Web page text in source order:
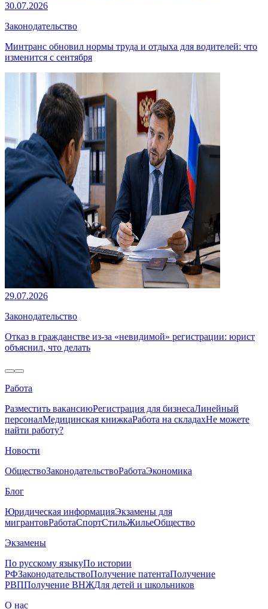
30.07.2026
Законодательство
Минтранс обновил нормы труда и отдыха для водителей: что
изменится с сентября
29.07.2026
Законодательство
Отказ в гражданстве из-за «невидимой» регистрации: юрист
объяснил, что делать
Работа
Разместить вакансиюРегистрация для бизнесаЛинейный
персоналМедицинская книжкаРабота на складахНе можете
найти работу?
Новости
ОбществоЗаконодательствоРаботаЭкономика
Блог
Юридическая информацияЭкзамены для
мигрантовРаботаСпортСтильЖильеОбщество
Экзамены
По русскому языкуПо истории
РФЗаконодательствоПолучение патентаПолучение
РВППолучение ВНЖДля детей и школьников
О нас